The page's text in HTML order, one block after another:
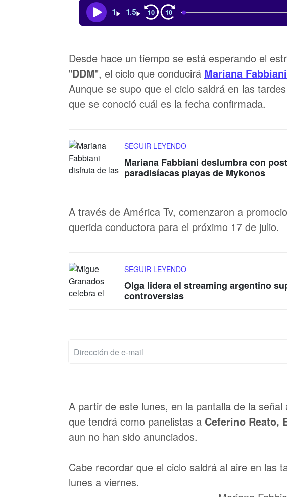
1 1.5 10 10
Desde hace un tiempo se está esperando el
"DDM", el ciclo que conducirá Mariana Fabbiani
Aunque se supo que el ciclo saldrá en las
que se conoció cuál es la fecha confirmada.
SEGUIR LEYENDO
Mariana Fabbiani deslumbra con
paradisíacas playas de Mykonos
A través de América Tv, comenzaron a
querida conductora para el próximo 17 de julio.
SEGUIR LEYENDO
Olga lidera el streaming argentino
controversias
A partir de este lunes, en la pantalla de la
que tendrá como panelistas a Ceferino Reato,
aun no han sido anunciados.
Cabe recordar que el ciclo saldrá al aire en las
lunes a viernes.